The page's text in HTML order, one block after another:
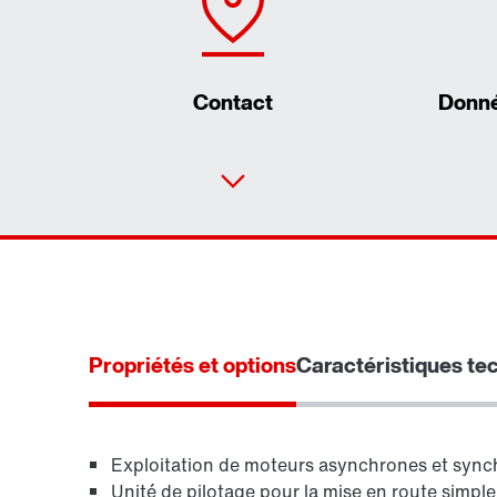
Contact
Configurateur produit
Propriétés et optionsCaractéristiques
Exploitation de moteurs asynchrones et
Unité de pilotage pour la mise en route simple